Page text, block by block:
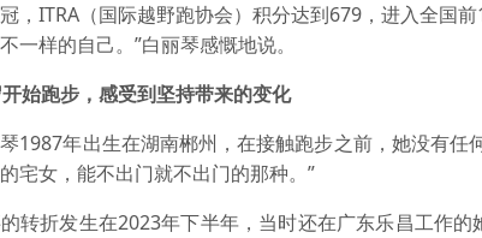
，ITRA（国际越野跑协会）积分达到679，进入全国
一样的自己。”白丽琴感慨地说。
始跑步，感受到坚持带来的变化
年出生在湖南郴州，在接触跑步之前，她没有任
宅女，能不出门就不出门的那种。”
折发生在2023年下半年，当时还在广东乐昌工作